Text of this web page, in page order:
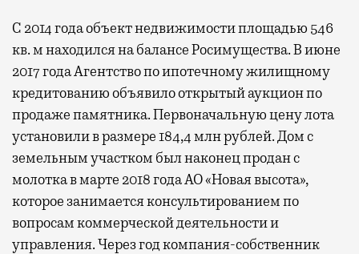
С 2014 года объект недвижимости площадью 546
кв. м находился на балансе Росимущества. В июне
2017 года Агентство по ипотечному жилищному
кредитованию объявило открытый аукцион по
продаже памятника. Первоначальную цену лота
установили в размере 184,4 млн рублей. Дом с
земельным участком был наконец продан с
молотка в марте 2018 года АО «Новая высота»,
которое занимается консультированием по
вопросам коммерческой деятельности и
управления. Через год компания-собственник